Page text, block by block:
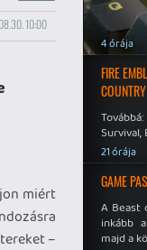
10:00
miért
–
4 órája
FIRE
Survival,
21 órája
GAME
A Beast
inkább
majd a